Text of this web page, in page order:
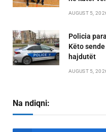
AUGUST 5,
Policia
Këto
hajdutët
AUGUST 5,
Na ndiqni: